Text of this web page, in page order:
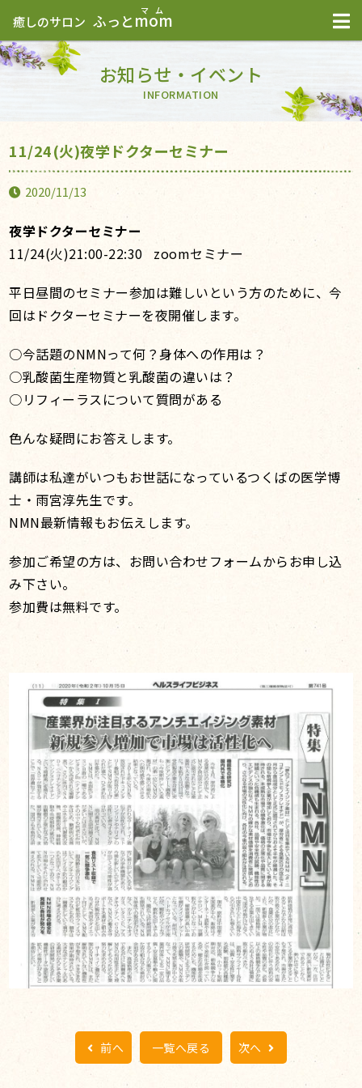
癒しのサロン ふっとmom
お知らせ・イベント
INFORMATION
11/24(火)夜学ドクターセミナー
2020/11/13
夜学ドクターセミナー
11/24(火)21:00-22:30 zoomセミナー
平日昼間のセミナー参加は難しいという方のために、今
回はドクターセミナーを夜開催します。
○今話題のNMNって何？身体への作用は？
○乳酸菌生産物質と乳酸菌の違いは？
○リフィーラスについて質問がある
色んな疑問にお答えします。
講師は私達がいつもお世話になっているつくばの医学博
士・雨宮淳先生です。
NMN最新情報もお伝えします。
参加ご希望の方は、お問い合わせフォームからお申し込
み下さい。
参加費は無料です。
前へ 一覧へ戻る 次へ